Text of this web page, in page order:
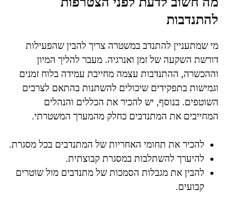
להתנדבות
מי שמתעניין להתנדב במשטרה צריך להבין שהפעילות
דורשת השקעה של זמן ואנרגיה. מעבר להליך המיון
וההכשרה, ההתנדבות עצמה מחייבת עמידה בלוח זמנים
וגמישות בתפקידים שיכולים להשתנות בהתאם לצרכים
השוטפים. בנוסף, יש להכיר את הכללים והנהלים
המחייבים את המתנדבים כחלק מהמערך המשטרתי.
להכיר את תחומי האחריות של המתנדבים בכל מסגרת.
להיערך להשתלבות במסגרת קבוצתית.
להבין את מגבלות הסמכות של מתנדבים מול שוטרים
קבועים.